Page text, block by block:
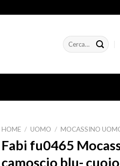
Cerca:
HOME / UOMO / MOCASSINO
Fabi fu0465
camoscio blu- cuoio